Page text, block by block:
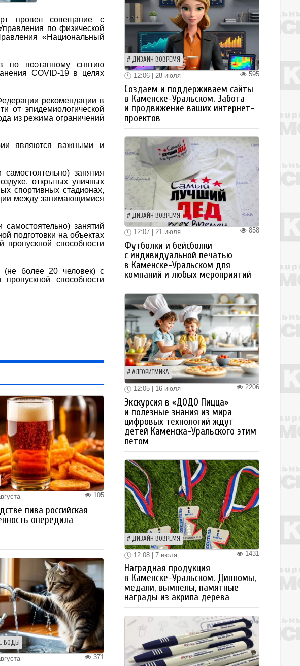
провел совещание с
по физической
«Национальный
по поэтапному снятию
COVID-19 в целях
рекомендации в
от эпидемиологической
из режима ограничений
являются важными и
занятия
открытых уличных
спортивных стадионах,
между занимающимися
занятий
подготовки на объектах
способности
(не более 20 человек) с
способности
105
пива российская
опередила
ВОДЫ
371
ДИЗАЙН ВОВРЕМЯ
595
12:06 | 28 июля
Создаем и поддерживаем сайты
в Каменске-Уральском. Забота
и продвижение ваших интернет-
проектов
ДИЗАЙН ВОВРЕМЯ
858
12:07 | 21 июля
Футболки и бейсболки
с индивидуальной печатью
в Каменске-Уральском для
компаний и любых мероприятий
АЛГОРИТМИКА
2206
12:05 | 16 июля
Экскурсия в «ДОДО Пицца»
и полезные знания из мира
цифровых технологий ждут
детей Каменска-Уральского этим
летом
ДИЗАЙН ВОВРЕМЯ
1431
12:08 | 7 июля
Наградная продукция
в Каменске-Уральском. Дипломы,
медали, вымпелы, памятные
награды из акрила дерева